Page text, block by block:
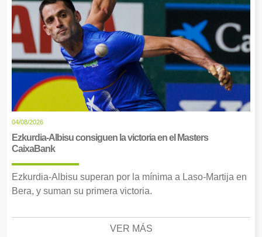
04/08/2026
Ezkurdia-Albisu consiguen la victoria en el Masters
CaixaBank
Ezkurdia-Albisu superan por la mínima a Laso-Martija en
Bera, y suman su primera victoria.
VER MÁS